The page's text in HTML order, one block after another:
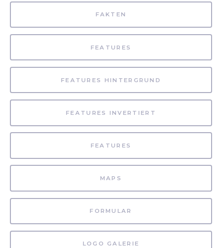
FAKTEN
FEATURES
FEATURES HINTERGRUND
FEATURES INVERTIERT
FEATURES
MAPS
FORMULAR
LOGO GALERIE